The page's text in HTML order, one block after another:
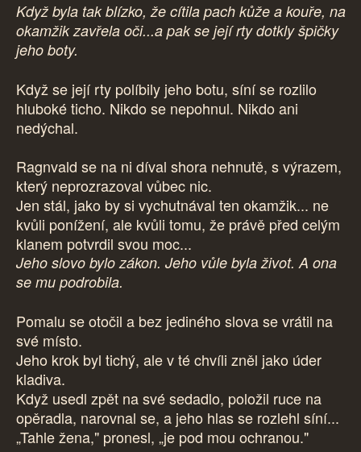
Když byla tak blízko, že cítila pach kůže a kouře, na
okamžik zavřela oči...a pak se její rty dotkly špičky
jeho boty.
Když se její rty políbily jeho botu, síní se rozlilo
hluboké ticho. Nikdo se nepohnul. Nikdo ani
nedýchal.
Ragnvald se na ni díval shora nehnutě, s výrazem,
který neprozrazoval vůbec nic.
Jen stál, jako by si vychutnával ten okamžik... ne
kvůli ponížení, ale kvůli tomu, že právě před celým
klanem potvrdil svou moc...
Jeho slovo bylo zákon. Jeho vůle byla život. A ona
se mu podrobila.
Pomalu se otočil a bez jediného slova se vrátil na
své místo.
Jeho krok byl tichý, ale v té chvíli zněl jako úder
kladiva.
Když usedl zpět na své sedadlo, položil ruce na
opěradla, narovnal se, a jeho hlas se rozlehl síní...
„Tahle žena," pronesl, „je pod mou ochranou."